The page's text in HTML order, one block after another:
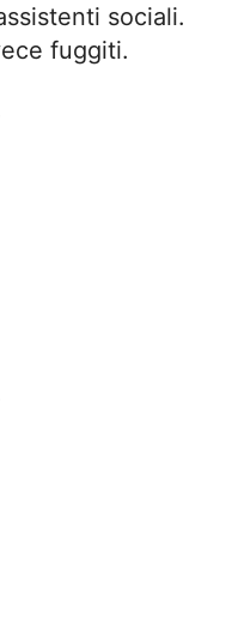
sociali.
fuggiti.